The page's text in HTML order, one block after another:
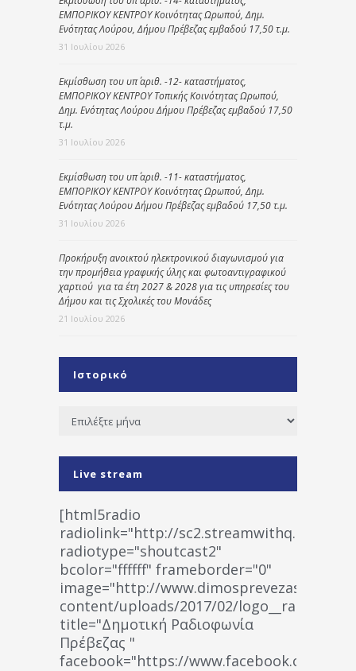
ΕΜΠΟΡΙΚΟΥ ΚΕΝΤΡΟΥ Κοινότητας Ωρωπού, Δημ.
Ενότητας Λούρου, Δήμου Πρέβεζας εμβαδού 17,50 τ.μ.
31 Ιουλίου 2026
Εκμίσθωση του υπ΄ αριθ. -12- καταστήματος,
ΕΜΠΟΡΙΚΟΥ ΚΕΝΤΡΟΥ Τοπικής Κοινότητας Ωρωπού,
Δημ. Ενότητας Λούρου Δήμου Πρέβεζας εμβαδού 17,50
τ.μ.
31 Ιουλίου 2026
Εκμίσθωση του υπ΄ αριθ. -11- καταστήματος,
ΕΜΠΟΡΙΚΟΥ ΚΕΝΤΡΟΥ Κοινότητας Ωρωπού, Δημ.
Ενότητας Λούρου Δήμου Πρέβεζας εμβαδού 17,50 τ.μ.
31 Ιουλίου 2026
Προκήρυξη ανοικτού ηλεκτρονικού διαγωνισμού για
την προμήθεια γραφικής ύλης και φωτοαντιγραφικού
χαρτιού για τα έτη 2027 & 2028 για τις υπηρεσίες του
Δήμου και τις Σχολικές του Μονάδες
21 Ιουλίου 2026
Ιστορικό
Ιστορικό
Live stream
[html5radio
radiolink="http://
radiotype="shoutcast2"
bcolor="ffffff" frameborder="0"
image="http://www.dimosprevezas.gr/wp-
content/uploads/2017/02/
title="Δημοτική Ραδιοφωνία
Πρέβεζας "
facebook="https://www.facebook.com/